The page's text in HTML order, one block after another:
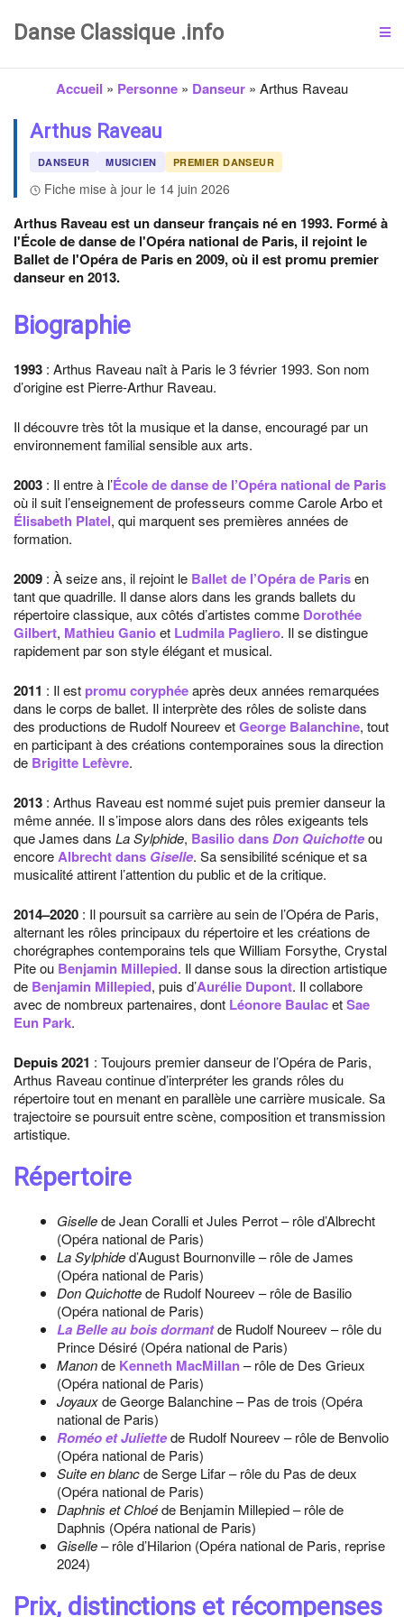
Danse Classique .info
Accueil » Personne » Danseur » Arthus Raveau
Arthus Raveau
DANSEUR MUSICIEN PREMIER DANSEUR
Fiche mise à jour le 14 juin 2026
Arthus Raveau est un danseur français né en 1993. Formé à
l'École de danse de l'Opéra national de Paris, il rejoint le
Ballet de l'Opéra de Paris en 2009, où il est promu premier
danseur en 2013.
Biographie
1993 : Arthus Raveau naît à Paris le 3 février 1993. Son nom
d’origine est Pierre-Arthur Raveau.
Il découvre très tôt la musique et la danse, encouragé par un
environnement familial sensible aux arts.
2003 : Il entre à l’École de danse de l’Opéra national de Paris
où il suit l’enseignement de professeurs comme Carole Arbo et
Élisabeth Platel, qui marquent ses premières années de
formation.
2009 : À seize ans, il rejoint le Ballet de l’Opéra de Parisen
tant que quadrille. Il danse alors dans les grands ballets du
répertoire classique, aux côtés d’artistes comme Dorothée
Gilbert, Mathieu Ganioet Ludmila Pagliero. Il se distingue
rapidement par son style élégant et musical.
2011 : Il est promu coryphéeaprès deux années remarquées
dans le corps de ballet. Il interprète des rôles de soliste dans
des productions de Rudolf Noureev etGeorge Balanchine, tout
en participant à des créations contemporaines sous la direction
de Brigitte Lefèvre.
2013 : Arthus Raveau est nommé sujet puis premier danseur la
même année. Il s’impose alors dans des rôles exigeants tels
que James dans La Sylphide, Basilio dansDon Quichotteou
encoreAlbrecht dans Giselle. Sa sensibilité scénique et sa
musicalité attirent l’attention du public et de la critique.
2014–2020 : Il poursuit sa carrière au sein de l’Opéra de Paris,
alternant les rôles principaux du répertoire et les créations de
chorégraphes contemporains tels que William Forsythe, Crystal
Pite ou Benjamin Millepied. Il danse sous la direction artistique
de Benjamin Millepied, puis d’Aurélie Dupont. Il collabore
avec de nombreux partenaires, dont Léonore BaulacetSae
Eun Park.
Depuis 2021 : Toujours premier danseur de l’Opéra de Paris,
Arthus Raveau continue d’interpréter les grands rôles du
répertoire tout en menant en parallèle une carrière musicale. Sa
trajectoire se poursuit entre scène, composition et transmission
artistique.
Répertoire
Gisellede Jean Coralli et Jules Perrot – rôle d’Albrecht
(Opéra national de Paris)
La Sylphided’August Bournonville – rôle de James
(Opéra national de Paris)
Don Quichottede Rudolf Noureev – rôle de Basilio
(Opéra national de Paris)
La Belle au bois dormantde Rudolf Noureev – rôle du
Prince Désiré (Opéra national de Paris)
Manonde Kenneth MacMillan– rôle de Des Grieux
(Opéra national de Paris)
Joyauxde George Balanchine – Pas de trois (Opéra
national de Paris)
Roméo et Juliettede Rudolf Noureev – rôle de Benvolio
(Opéra national de Paris)
Suite en blancde Serge Lifar – rôle du Pas de deux
(Opéra national de Paris)
Daphnis et Chloéde Benjamin Millepied – rôle de
Daphnis (Opéra national de Paris)
Giselle– rôle d’Hilarion (Opéra national de Paris, reprise
2024)
Prix, distinctions et récompenses